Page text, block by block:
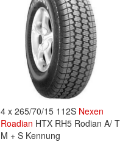
4 x 265/70/15 112S Nexen
Roadian HTX RH5 Rodian A/ T
M + S Kennung